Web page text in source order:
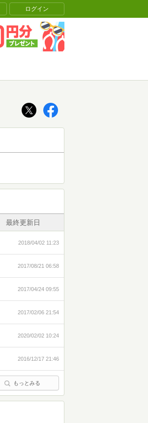
ログイン
最終更新日
2018/04/02 11:23
2017/08/21 06:58
2017/04/24 09:55
2017/02/06 21:54
2020/02/02 10:24
2016/12/17 21:46
もっとみる